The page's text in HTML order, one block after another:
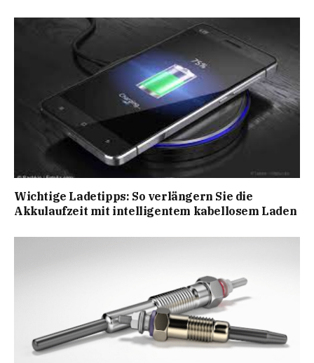
Wichtige Ladetipps: So verlängern Sie die
Akkulaufzeit mit intelligentem kabellosem Laden